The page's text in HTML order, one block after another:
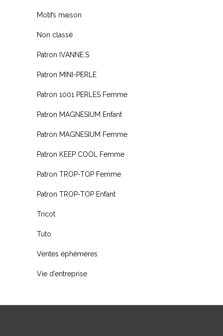
Motifs maison
Non classé
Patron IVANNE.S
Patron MINI-PERLE
Patron 1001 PERLES Femme
Patron MAGNESIUM Enfant
Patron MAGNESIUM Femme
Patron KEEP COOL Femme
Patron TROP-TOP Femme
Patron TROP-TOP Enfant
Tricot
Tuto
Ventes éphémères
Vie d’entreprise